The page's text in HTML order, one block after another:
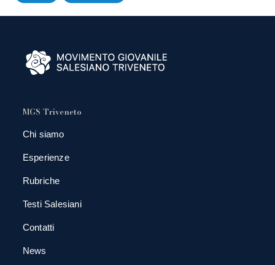
MGS Triveneto
Chi siamo
Esperienze
Rubriche
Testi Salesiani
Contatti
News